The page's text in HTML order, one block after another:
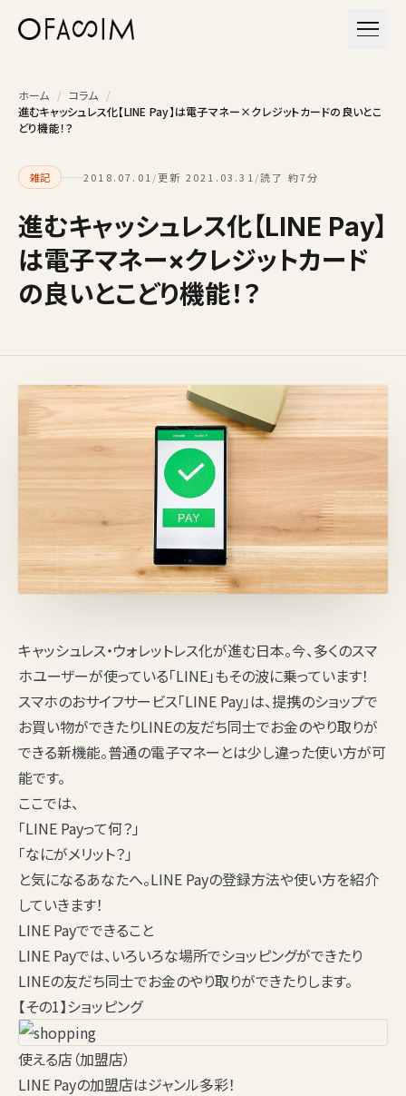
メニ
ホーム / コラム /
進むキャッシュレス化【LINE Pay】は電子マネー×クレジットカードの良いとこ
どり機能！？
雑記 2018.07.01 /更新 2021.03.31 /読了 約7分
進むキャッシュレス化【LINE Pay】
は電子マネー×クレジットカード
の良いとこどり機能！？
キャッシュレス・ウォレットレス化が進む日本。今、多くのスマ
ホユーザーが使っている「LINE」もその波に乗っています！
スマホのおサイフサービス「LINE Pay」は、提携のショップで
お買い物ができたりLINEの友だち同士でお金のやり取りが
できる新機能。普通の電子マネーとは少し違った使い方が可
能です。
ここでは、
「LINE Payって何？」
「なにがメリット？」
と気になるあなたへ。LINE Payの登録方法や使い方を紹介
していきます！
LINE Payでできること
LINE Payでは、いろいろな場所でショッピングができたり
LINEの友だち同士でお金のやり取りができたりします。
【その1】ショッピング
使える店（加盟店）
LINE Payの加盟店はジャンル多彩！